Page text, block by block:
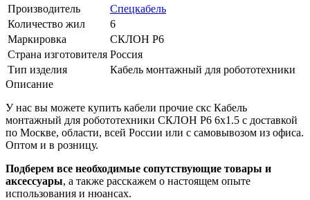
Производитель
Спецкабель
Количество жил
6
Маркировка
СКЛОН Р6
Страна изготовителя Россия
Тип изделия
Кабель монтажный для робототехники
Описание
У нас вы можете купить кабели прочие скс Кабель
монтажный для робототехники СКЛОН Р6 6х1.5 с доставкой
по Москве, области, всей России или с самовывозом из офиса.
Оптом и в розницу.
Подберем все необходимые сопутствующие товары и
аксессуары, а также расскажем о настоящем опыте
использования и нюансах.